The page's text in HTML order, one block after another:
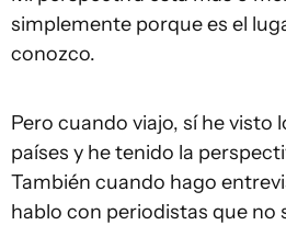
simplemente porque es el
conozco.
Pero cuando viajo, sí he visto
países y he tenido la
También cuando hago
hablo con periodistas que no